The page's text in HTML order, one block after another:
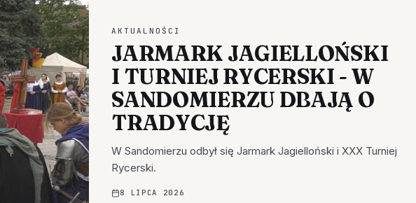
AKTUALNOŚCI
JARMARK JAGIELLOŃSKI
I TURNIEJ RYCERSKI - W
SANDOMIERZU DBAJĄ O
TRADYCJĘ
W Sandomierzu odbył się Jarmark Jagielloński i XXX Turniej
Rycerski.
8 LIPCA 2026